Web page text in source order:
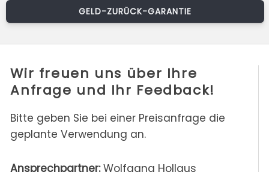
GELD-ZURÜCK-GARANTIE
Wir freuen uns über Ihre
Anfrage und Ihr Feedback!
Bitte geben Sie bei einer Preisanfrage die
geplante Verwendung an.
Ansprechpartner:Wolfgang Hollaus